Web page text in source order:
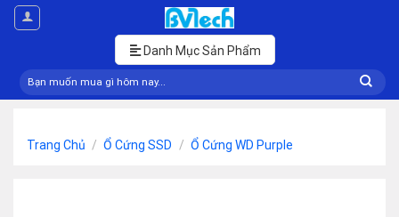
Skip
Danh Mục Sản Phẩm
Tìm
kiếm:
Trang Chủ / Ổ Cứng SSD / Ổ Cứng WD Purple